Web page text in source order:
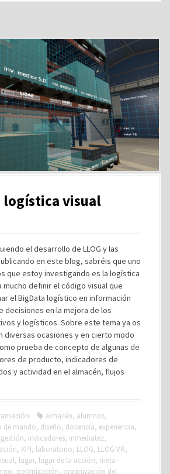
logística visual
el desarrollo de LLOG y las
en este blog, sabréis que uno
que estoy investigando es la logística
mucho definir el código visual que
el BigData logístico en información
decisiones en la mejora de los
y logísticos. Sobre este tema ya os
diversas ocasiones y en cierto modo
prueba de concepto de algunas de
de producto, indicadores de
y actividad en el almacén, flujos
almacén, alumnos,
de mando, diseño, docencia, experiencia,
gestión, indicadores, inmediatez,
, KPI, laboratorio, LLOG, LLOG VR,
, lugar, lugar de la acción, meta-
, optimización, organización del